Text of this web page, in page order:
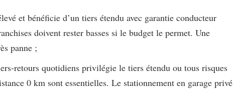
et bénéficie d’un tiers étendu avec garantie conducteur
doivent rester basses si le budget le permet. Une
panne ;
retours quotidiens privilégie le tiers étendu ou tous risques
0 km sont essentielles. Le stationnement en garage privé